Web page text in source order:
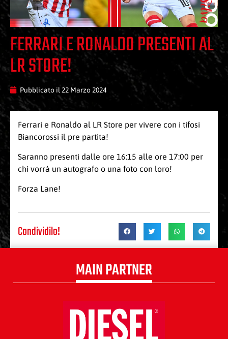
FERRARI E RONALDO PRESENTI AL
LR STORE!
Pubblicato il 22 Marzo 2024
Ferrari e Ronaldo al LR Store per vivere con i tifosi
Biancorossi il pre partita!
Saranno presenti dalle ore 16:15 alle ore 17:00 per
chi vorrà un autografo o una foto con loro!
Forza Lane!
Condividilo!
MAIN PARTNER